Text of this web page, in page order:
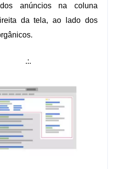
anúncios na coluna
da tela, ao lado dos
.:.